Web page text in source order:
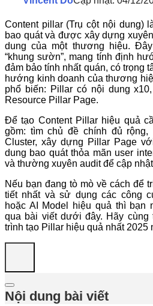
Content pillar (Trụ cột nội dung)
bao quát và được xây dựng
dung của một thương hiệu.
“khung sườn”, mang tính định
đảm bảo tính nhất quán, có trọng
hướng kinh doanh của thương
phổ biến: Pillar có nội dung
Resource Pillar Page.
Để tạo Content Pillar hiệu quả
gồm: tìm chủ đề chính đủ
Cluster, xây dựng Pillar Page
dung bao quát thỏa mãn user
và thường xuyên audit để cập
Nếu bạn đang tò mò về cách để
tiết nhất và sử dụng các công
hoặc AI Model hiệu quả thì bạn
qua bài viết dưới đây. Hãy cùng
trình tạo Pillar hiệu quả nhất 2025
Nội dung bài viết